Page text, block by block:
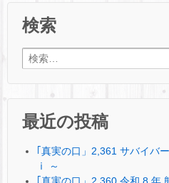
検索
検索:
最近の投稿
｢真実の口」2,361 サバイバ
ⅰ ～